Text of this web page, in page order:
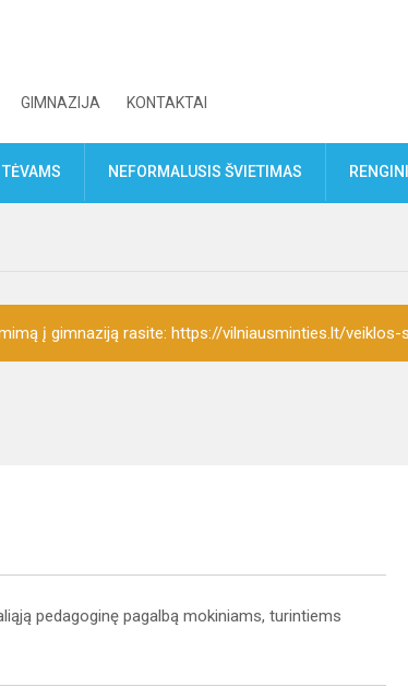
GIMNAZIJA KONTAKTAI
NEFORMALUSIS ŠVIETIMAS
į gimnaziją rasite: https://vilniausminties.lt/veiklos-
pedagoginę pagalbą mokiniams, turintiems